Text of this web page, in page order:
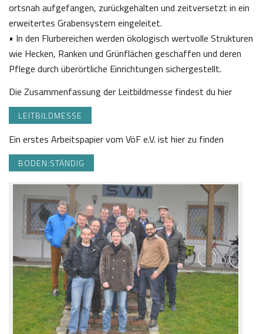
ortsnah aufgefangen, zurückgehalten und zeitversetzt in ein
erweitertes Grabensystem eingeleitet.
• In den Flurbereichen werden ökologisch wertvolle Strukturen
wie Hecken, Ranken und Grünflächen geschaffen und deren
Pflege durch überörtliche Einrichtungen sichergestellt.
Die Zusammenfassung der Leitbildmesse findest du hier
LEITBILDMESSE
Ein erstes Arbeitspapier vom VöF e.V. ist hier zu finden
BODEN:STÄNDIG